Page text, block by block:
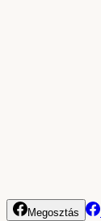
Megosztás